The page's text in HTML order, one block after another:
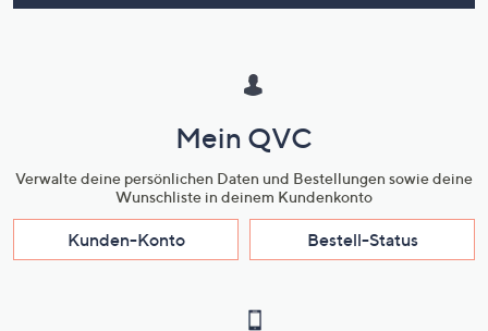
Mein QVC
Verwalte deine persönlichen Daten und Bestellungen sowie deine
Wunschliste in deinem Kundenkonto
Kunden-Konto Bestell-Status